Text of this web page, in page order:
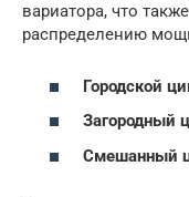
вариатора, что
распределению
Городской
Загородный
Смешанный